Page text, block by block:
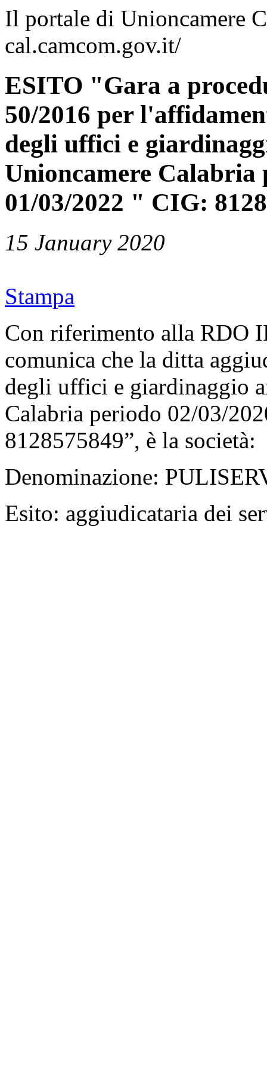
Il portale di Unioncamere
cal.camcom.gov.it/
ESITO "Gara a
50/2016 per
degli uffici e
Unioncamere Calabria
01/03/2022 " CIG:
15 January 2020
Stampa
Con riferimento alla RDO
comunica che la ditta
degli uffici e giardinaggio
Calabria periodo 02/03/
8128575849”, è la società:
Denominazione:
Esito: aggiudicataria dei